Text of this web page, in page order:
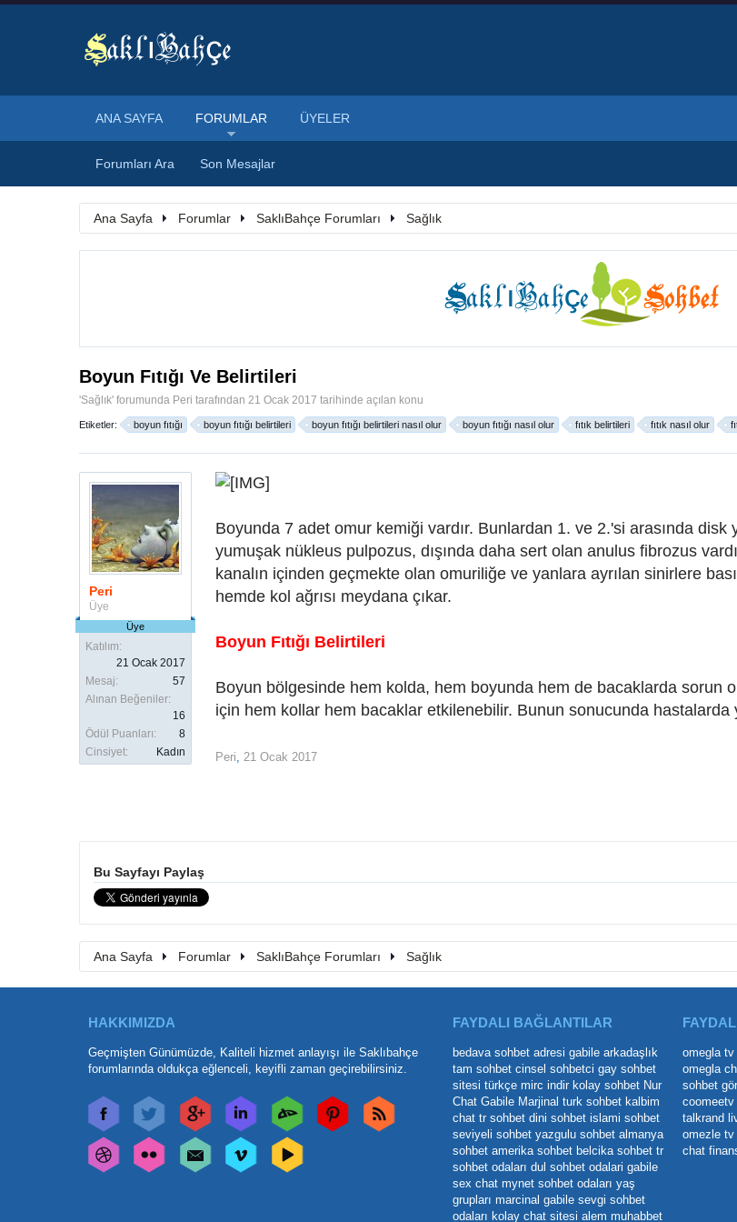
Ana Sayfa Forumlar SaklıBahçe Forumları Sağlık
Boyun Fıtığı Ve Belirtileri
'Sağlık' forumunda Peri tarafından 21 Ocak 2017 tarihinde açılan konu
Etiketler: boyun fıtığı boyun fıtığı belirtileri boyun fıtığı belirtileri nasıl olur boyun fıtığı nasıl olur fıtık belirtileri fıtık nasıl olur
Peri
Üye
Üye
Katılım:
21 Ocak 2017
Mesaj:
57
Alınan Beğeniler:
16
Ödül Puanları:
8
Cinsiyet:
Kadın
Boyunda 7 adet omur kemiği vardır. Bunlardan 1. ve 2.'si arasında
yumuşak nükleus pulpozus, dışında daha sert olan anulus fibrozus
kanalın içinden geçmekte olan omuriliğe ve yanlara ayrılan sinirlere
hemde kol ağrısı meydana çıkar.
Boyun Fıtığı Belirtileri
Boyun bölgesinde hem kolda, hem boyunda hem de bacaklarda sorun
için hem kollar hem bacaklar etkilenebilir. Bunun sonucunda
Peri, 21 Ocak 2017
Bu Sayfayı Paylaş
Ana Sayfa Forumlar SaklıBahçe Forumları Sağlık
ANA SAYFA FORUMLAR
Forumları Ara Son Mesajlar
ÜYELER
HAKKIMIZDA
Geçmişten Günümüzde, Kaliteli hizmet anlayışı ile Saklıbahçe
forumlarında oldukça eğlenceli, keyifli zaman geçirebilirsiniz.
FAYDALI BAĞLANTILAR
bedava sohbet adresi gabile arkadaşlık
tam sohbet cinsel sohbetci gay sohbet
sitesi türkçe mirc indir kolay sohbet Nur
Chat Gabile Marjinal turk sohbet kalbim
chat tr sohbet dini sohbet islami sohbet
seviyeli sohbet yazgulu sohbet almanya
sohbet amerika sohbet belcika sohbet tr
sohbet odaları dul sohbet odalari gabile
sex chat mynet sohbet odaları yaş
grupları marcinal gabile sevgi sohbet
odaları kolay chat sitesi alem muhabbet
omegla tv
omegla
sohbet
coomeetv
talkrand
omezle tv
chat